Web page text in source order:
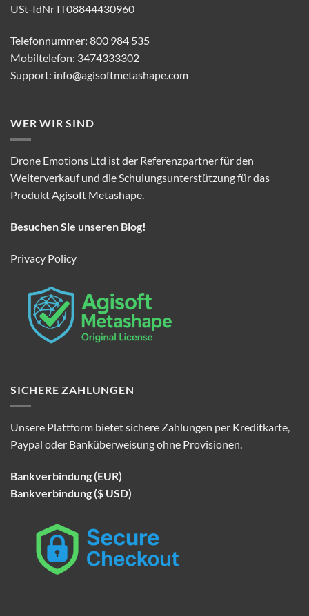
USt-IdNr IT08844430960
Telefonnummer: 800 984 535
Mobiltelefon: 3474333302
Support: info@agisoftmetashape.com
WER WIR SIND
Drone Emotions Ltd ist der Referenzpartner für den
Weiterverkauf und die Schulungsunterstützung für das
Produkt Agisoft Metashape.
Besuchen Sie unseren Blog!
Privacy Policy
SICHERE ZAHLUNGEN
Unsere Plattform bietet sichere Zahlungen per Kreditkarte,
Paypal oder Banküberweisung ohne Provisionen.
Bankverbindung (EUR)
Bankverbindung ($ USD)